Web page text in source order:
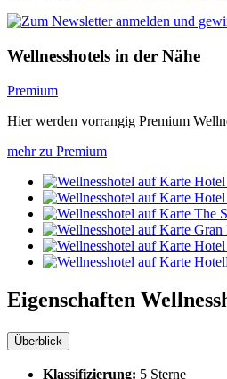
Wellnesshotels in der Nähe
Premium
Hier werden vorrangig Premium
mehr zu Premium
Hotel
Hotel
The
Gran
Eigenschaften
Überblick
Klassifizierung: 5 Sterne